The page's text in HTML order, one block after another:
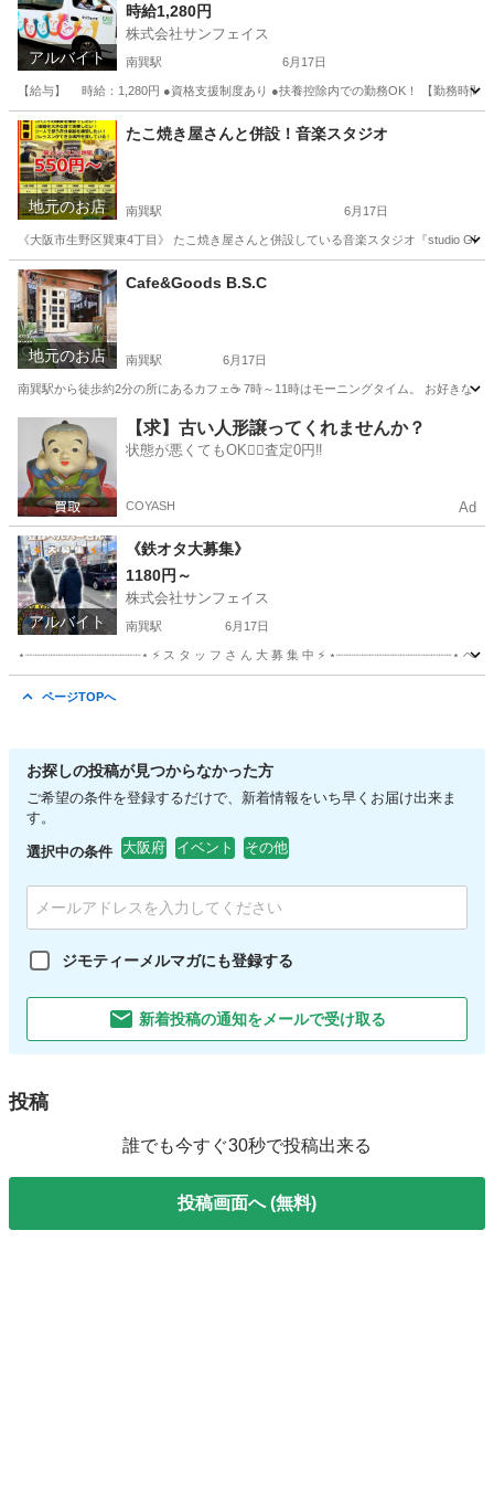
アルバイト
時給1,280円
株式会社サンフェイス
南巽駅 6月17日
【給与】 時給：1,280円 ●資格支援制度あり ●扶養控除内での勤務OK！ 【勤務時間
大阪 大阪市 南巽駅 その他 時給
地元のお店
たこ焼き屋さんと併設！音楽スタジオ
南巽駅 6月17日
《大阪市生野区巽東4丁目》 たこ焼き屋さんと併設している音楽スタジオ『studio
大阪 大阪市
地元のお店
Cafe&Goods B.S.C
南巽駅 6月17日
南巽駅から徒歩約2分の所にあるカフェ☕ 7時～11時はモーニングタイム。 お好きな
大阪市 南巽駅 カフェ
【求】古い人形譲ってくれませんか？
状態が悪くてもOK🙆‍♀️査定0円‼️
COYASH Ad
アルバイト
《鉄オタ大募集》
1180円～
株式会社サンフェイス
南巽駅 6月17日
⋆┈┈┈┈┈┈┈┈┈┈┈┈┈┈┈⋆ ⚡ ス タ ッ フ さ ん 大 募 集 中 ⚡ ⋆┈┈┈┈┈┈┈┈┈┈┈┈┈┈┈⋆ ヘル
ページTOPへ
お探しの投稿が見つからなかった方
ご希望の条件を登録するだけで、新着情報をいち早くお届け出来ま
す。
選択中の条件 大阪府 イベント その他
ジモティーメルマガにも登録する
新着投稿の通知をメールで受け取る
投稿
誰でも今すぐ30秒で投稿出来る
投稿画面へ (無料)